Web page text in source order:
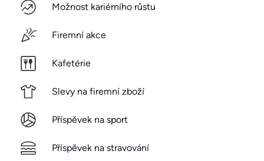
Možnost kariérního růstu
Firemní akce
Kafetérie
Slevy na firemní zboží
Příspěvek na sport
Příspěvek na stravování